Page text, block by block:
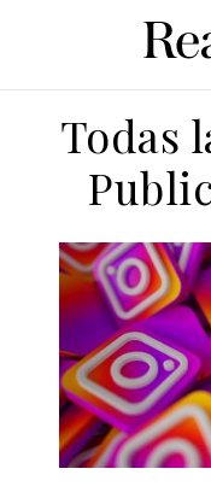
Todas